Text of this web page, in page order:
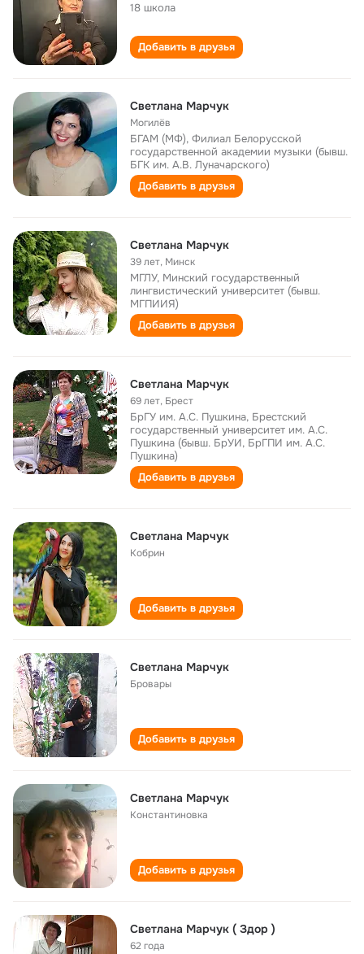
18 школа
Добавить в друзья
Светлана Марчук
Могилёв
БГАМ (МФ), Филиал Белорусской
государственной академии музыки (бывш.
БГК им. А.В. Луначарского)
Добавить в друзья
Светлана Марчук
39 лет, Минск
МГЛУ, Минский государственный
лингвистический университет (бывш.
МГПИИЯ)
Добавить в друзья
Светлана Марчук
69 лет, Брест
БрГУ им. А.С. Пушкина, Брестский
государственный университет им. А.С.
Пушкина (бывш. БрУИ, БрГПИ им. А.С.
Пушкина)
Добавить в друзья
Светлана Марчук
Кобрин
Добавить в друзья
Светлана Марчук
Бровары
Добавить в друзья
Светлана Марчук
Константиновка
Добавить в друзья
Светлана Марчук ( Здор )
62 года